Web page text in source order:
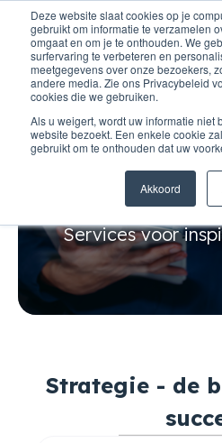
Deze website slaat cookies op je
gebruikt om informatie te verzamelen
omgaat en om je te onthouden. We
surfervaring te verbeteren en
meetgegevens over onze bezoekers,
andere media. Zie ons Privacybeleid
cookies die we gebruiken.
Als u weigert, wordt uw informatie niet
website bezoekt. Een enkele cookie
gebruikt om te onthouden dat uw
Akkoord
Services voor
Strategie - de